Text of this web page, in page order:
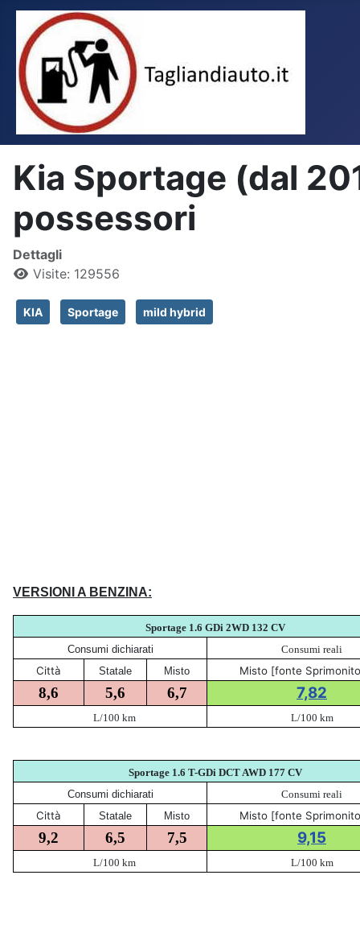
Kia Sportage (dal
possessori
Dettagli
Visite: 129556
KIA Sportage mild hybrid
VERSIONI A BENZINA:
Sportage 1.6 GDi 2WD 132 CV
Consumi dichiarati
Consumi reali
Città Statale Misto Misto [fonte
8,6 5,6 6,7 7,82
L/100 km L/100 km
Sportage 1.6 T-GDi DCT AWD 177CV
Consumi dichiarati
Consumi reali
Città Statale Misto Misto [fonte
9,2 6,5 7,5 9,15
L/100 km L/100 km